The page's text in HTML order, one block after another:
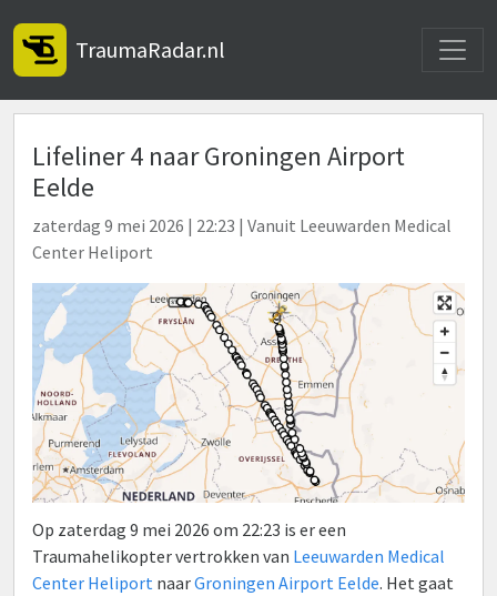
TraumaRadar.nl
Lifeliner 4 naar Groningen Airport
Eelde
zaterdag 9 mei 2026 | 22:23 | Vanuit Leeuwarden Medical
Center Heliport
Op zaterdag 9 mei 2026 om 22:23 is er een
Traumahelikopter vertrokken van Leeuwarden Medical
Center Heliport naarGroningen Airport Eelde. Het gaat